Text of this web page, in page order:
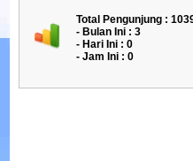
Total Pengunjung :
- Bulan Ini : 3
- Hari Ini : 0
- Jam Ini : 0